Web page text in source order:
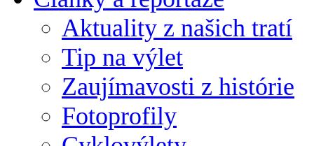
Aktuality z našich tratí
Tip na výlet
Zaujímavosti z histórie
Fotoprofily